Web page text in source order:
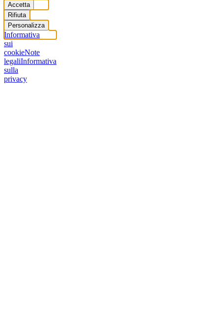
Accetta
Rifiuta
Personalizza
Informativa
sui
cookieNote
legaliInformativa
sulla
privacy